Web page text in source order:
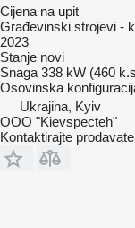
Cijena na upit
Građevinski strojevi -
2023
Stanje novi
Snaga 338 kW (460
Osovinska
Ukrajina, Kyiv
OOO "Kievspecteh"
Kontaktirajte